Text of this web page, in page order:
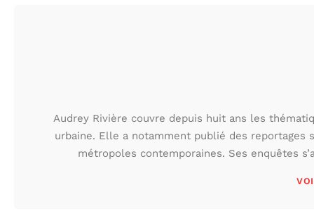
Audrey Rivière couvre depuis huit ans les
urbaine. Elle a notamment publié des
métropoles contemporaines. Ses enquêtes